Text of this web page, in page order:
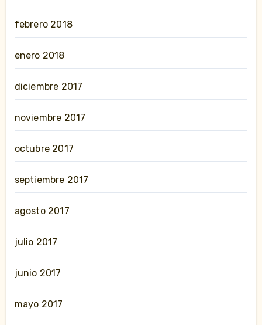
febrero 2018
enero 2018
diciembre 2017
noviembre 2017
octubre 2017
septiembre 2017
agosto 2017
julio 2017
junio 2017
mayo 2017